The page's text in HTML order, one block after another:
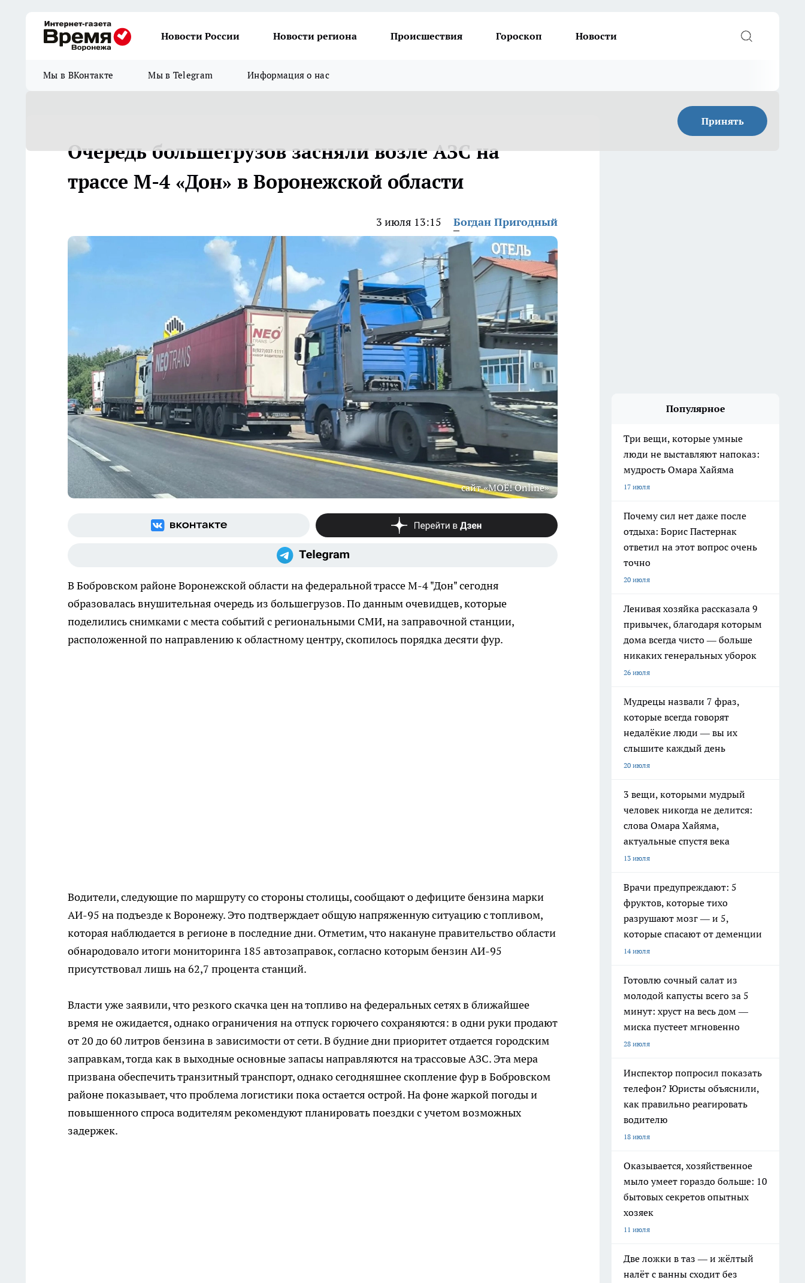
Новости России Новости региона Происшествия Гороскоп Новости
Мы в ВКонтакте Мы в Telegram Информация о нас
Принять
Очередь большегрузов засняли возле АЗС на
трассе М-4 «Дон» в Воронежской области
3 июля 13:15 Богдан Пригодный
сайт «МОЁ! Online»
В Бобровском районе Воронежской области на федеральной трассе М-4 "Дон" сегодня
образовалась внушительная очередь из большегрузов. По данным очевидцев, которые
поделились снимками с места событий с региональными СМИ, на заправочной станции,
расположенной по направлению к областному центру, скопилось порядка десяти фур.
Водители, следующие по маршруту со стороны столицы, сообщают о дефиците бензина марки
АИ-95 на подъезде к Воронежу. Это подтверждает общую напряженную ситуацию с топливом,
которая наблюдается в регионе в последние дни. Отметим, что накануне правительство области
обнародовало итоги мониторинга 185 автозаправок, согласно которым бензин АИ-95
присутствовал лишь на 62,7 процента станций.
Власти уже заявили, что резкого скачка цен на топливо на федеральных сетях в ближайшее
время не ожидается, однако ограничения на отпуск горючего сохраняются: в одни руки продают
от 20 до 60 литров бензина в зависимости от сети. В будние дни приоритет отдается городским
заправкам, тогда как в выходные основные запасы направляются на трассовые АЗС. Эта мера
призвана обеспечить транзитный транспорт, однако сегодняшнее скопление фур в Бобровском
районе показывает, что проблема логистики пока остается острой. На фоне жаркой погоды и
повышенного спроса водителям рекомендуют планировать поездки с учетом возможных
задержек.
Популярное
Три вещи, которые умные
люди не выставляют напоказ:
мудрость Омара Хайяма
17 июля
Почему сил нет даже после
отдыха: Борис Пастернак
ответил на этот вопрос очень
точно
20 июля
Ленивая хозяйка рассказала 9
привычек, благодаря которым
дома всегда чисто — больше
никаких генеральных уборок
26 июля
Мудрецы назвали 7 фраз,
которые всегда говорят
недалёкие люди — вы их
слышите каждый день
20 июля
3 вещи, которыми мудрый
человек никогда не делится:
слова Омара Хайяма,
актуальные спустя века
13 июля
Врачи предупреждают: 5
фруктов, которые тихо
разрушают мозг — и 5,
которые спасают от деменции
14 июля
Готовлю сочный салат из
молодой капусты всего за 5
минут: хруст на весь дом —
миска пустеет мгновенно
28 июля
Инспектор попросил показать
телефон? Юристы объяснили,
как правильно реагировать
водителю
18 июля
Оказывается, хозяйственное
мыло умеет гораздо больше: 10
бытовых секретов опытных
хозяек
11 июля
Две ложки в таз — и жёлтый
налёт с ванны сходит без